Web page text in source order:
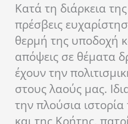
Κατά τη διάρκεια
πρέσβεις
θερμή της υποδοχή
απόψεις σε θέματα
έχουν την
στους λαούς μας.
την πλούσια